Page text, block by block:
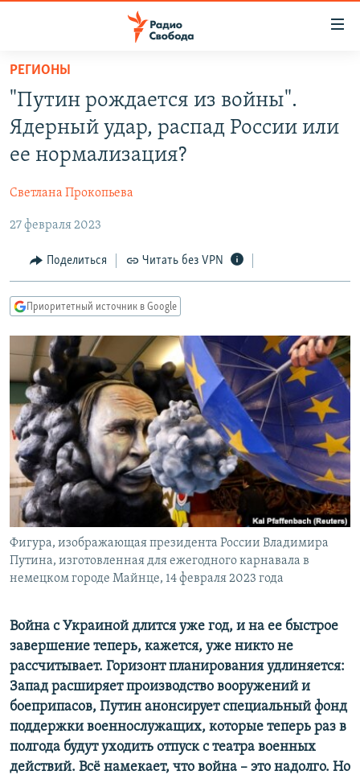
упрощенного
доступа
Вернуться
основному
Вернутся
навигации
Вернутся
поиску
ПРОГРАММЫ
ПОДКАСТЫ
АВТОРСКИЕ ПРОЕКТЫ
МНЕНИЯ
КУЛЬТУРА
IDEL.РЕАЛИИ
СЕВЕР.РЕАЛИИ
СИБИРЬ.РЕАЛИИ
РАСПИСАНИЕ ВЕЩАНИЯ
ПОДПИШИТЕСЬ НА РАССЫЛКУ
СОЦИАЛЬНЫЕ СЕТИ
Все сайты РСЕ/РС
РЕГИОНЫ
"Путин рождается из войны".
Ядерный удар, распад России или
ее нормализация?
Светлана Прокопьева
27 февраля 2023
Поделиться Читать без VPN
Приоритетный источник в Google
Фигура, изображающая президента России Владимира
Путина, изготовленная для ежегодного карнавала в
немецком городе Майнце, 14 февраля 2023 года
Война с Украиной длится уже год, и на ее быстрое
завершение теперь, кажется, уже никто не
рассчитывает. Горизонт планирования удлиняется:
Запад расширяет производство вооружений и
боеприпасов, Путин анонсирует специальный фонд
поддержки военнослужащих, которые теперь раз в
полгода будут уходить отпуск с театра военных
действий. Всё намекает, что война – это надолго. Но